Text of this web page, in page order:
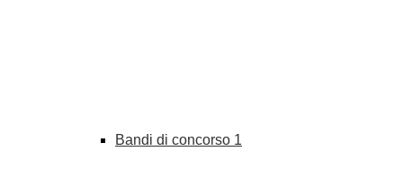
Bandi di concorso 1